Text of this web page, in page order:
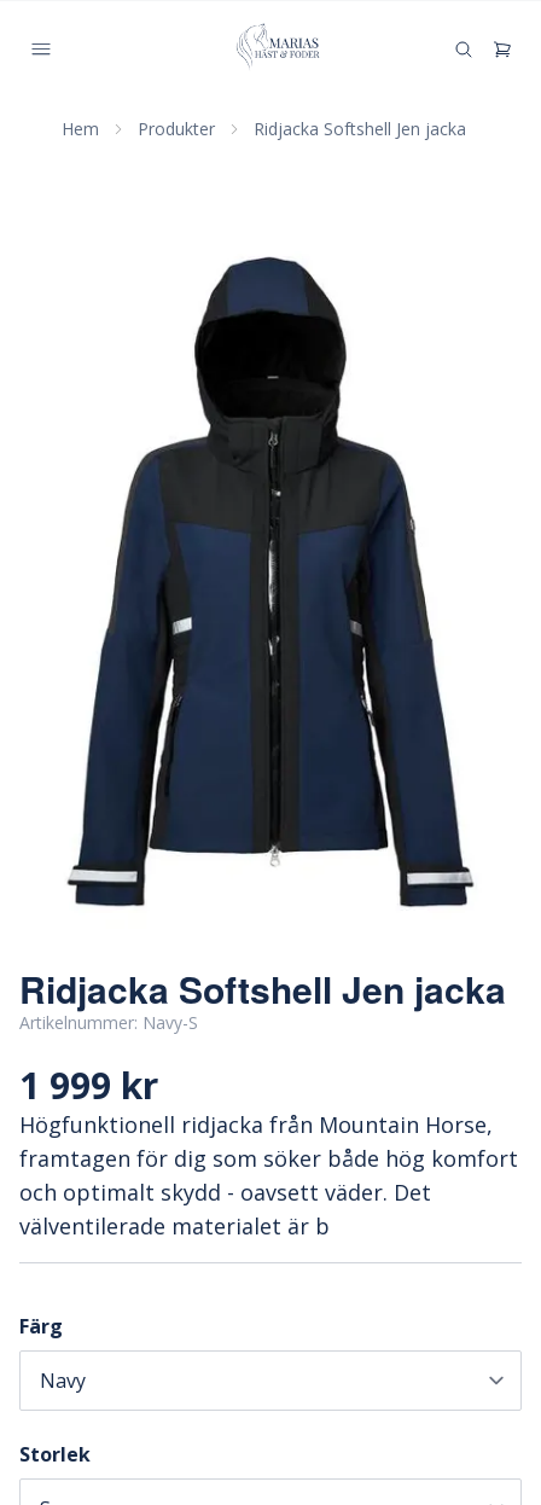
Hem Produkter Ridjacka Softshell Jen jacka
Ridjacka Softshell Jen jacka
Artikelnummer: Navy-S
1 999 kr
Högfunktionell ridjacka från Mountain Horse,
framtagen för dig som söker både hög komfort
och optimalt skydd - oavsett väder. Det
välventilerade materialet är b
Färg
Storlek